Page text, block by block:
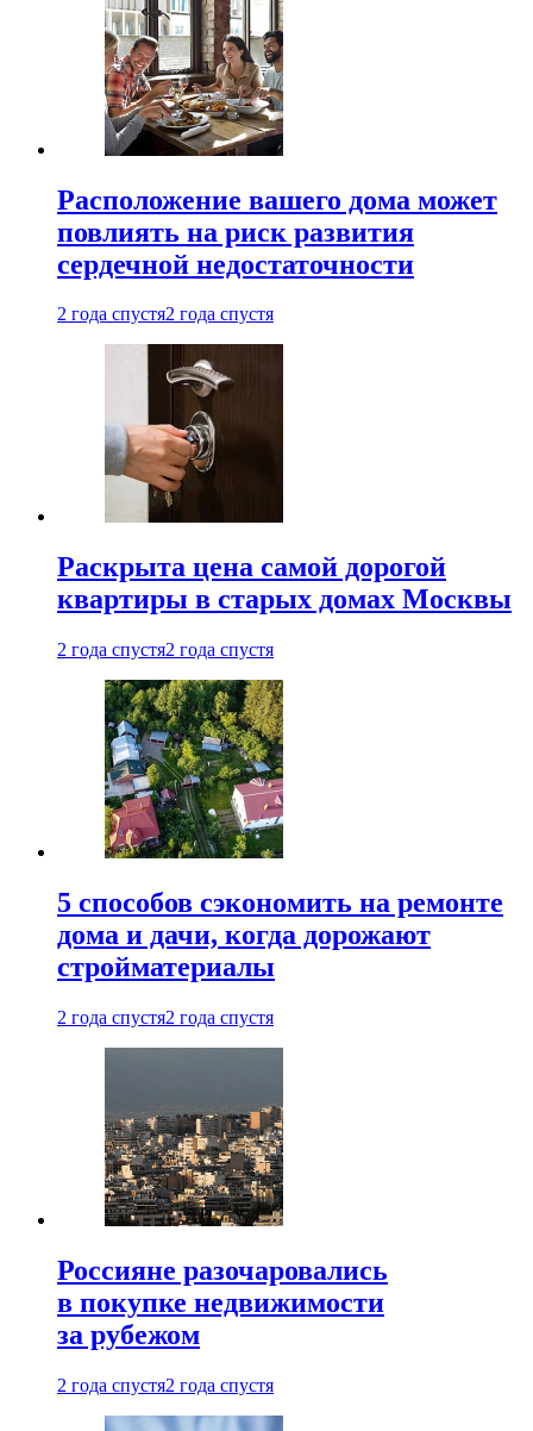
Расположение вашего дома может
повлиять на риск развития
сердечной недостаточности
2 года спустя2 года спустя
Раскрыта цена самой дорогой
квартиры в старых домах Москвы
2 года спустя2 года спустя
5 способов сэкономить на ремонте
дома и дачи, когда дорожают
стройматериалы
2 года спустя2 года спустя
Россияне разочаровались
в покупке недвижимости
за рубежом
2 года спустя2 года спустя